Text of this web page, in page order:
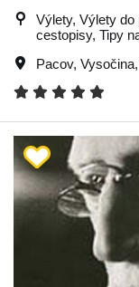
Výlety, Výlety do
cestopisy, Tipy
Pacov, Vysočina,